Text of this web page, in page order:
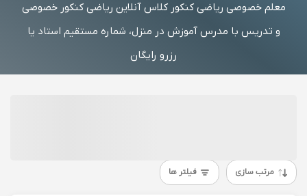
معلم خصوصی ریاضی کنکور کلاس آنلاین ریاضی کنکور خصوصی
و تدریس با مدرس آموزش در منزل، شماره مستقیم استاد یا
رزرو رایگان
مرتب سازی فیلتر ها